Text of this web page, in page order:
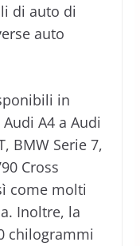
di auto di
auto
in
A4 a Audi
BMW Serie 7,
Cross
come molti
Inoltre, la
chilogrammi